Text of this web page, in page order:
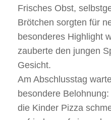
Frisches Obst,
Brötchen sorgten für
besonderes Highlight
zauberte den jungen
Gesicht.
Am Abschlusstag
besondere
die Kinder Pizza